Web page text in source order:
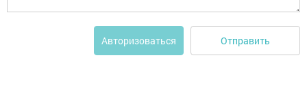
Авторизоваться Отправить